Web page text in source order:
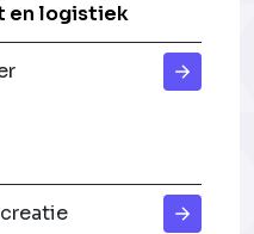
en logistiek